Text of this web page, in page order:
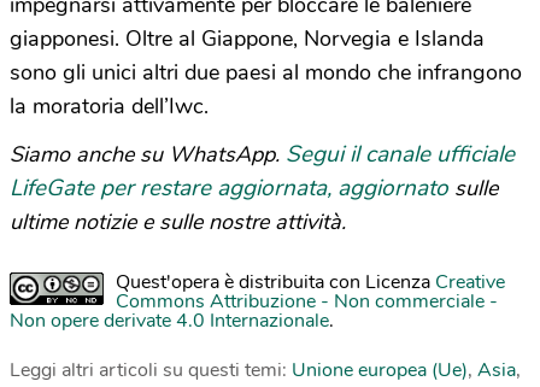
giapponesi. Oltre al Giappone, Norvegia e Islanda
sono gli unici altri due paesi al mondo che infrangono
la moratoria dell’Iwc.
Siamo anche su WhatsApp. Segui il canale ufficiale
LifeGate per restare aggiornata, aggiornato sulle
ultime notizie e sulle nostre attività.
Quest'opera è distribuita con Licenza Creative
Commons Attribuzione - Non commerciale -
Non opere derivate 4.0 Internazionale.
Leggi altri articoli su questi temi: Unione europea (Ue), Asia,